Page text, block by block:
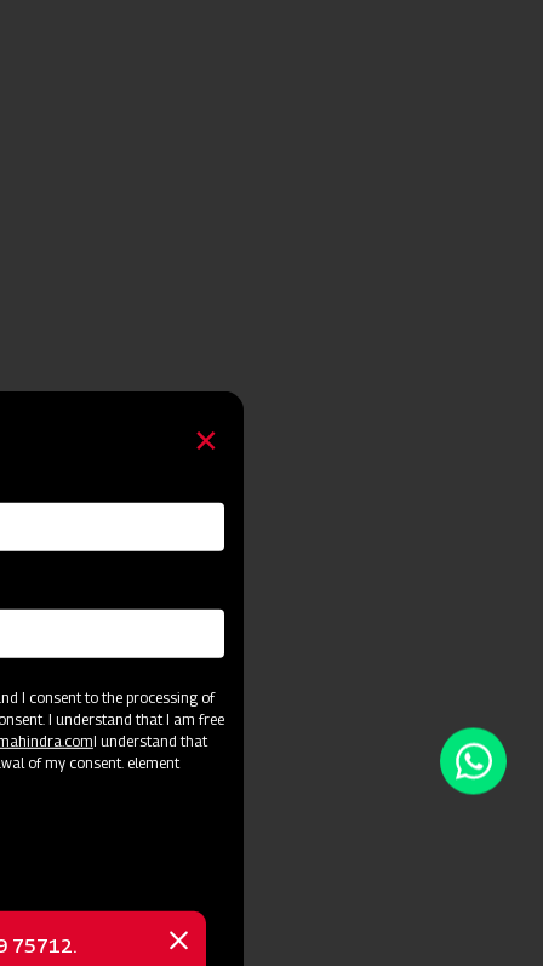
I consent to the processing of
I understand that I am free
I understand that
of my consent. element
75712.
Close